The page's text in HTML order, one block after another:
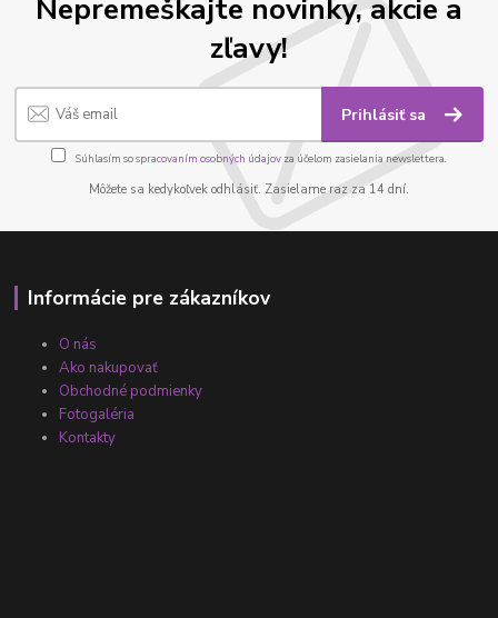
Nepremeškajte novinky, akcie a
zľavy!
Prihlásiť sa
Súhlasím sospracovaním osobných údajov za účelom zasielania newslettera.
Môžete sa kedykoľvek odhlásiť. Zasielame raz za 14 dní.
Informácie pre zákazníkov
O nás
Ako nakupovať
Obchodné podmienky
Fotogaléria
Kontakty